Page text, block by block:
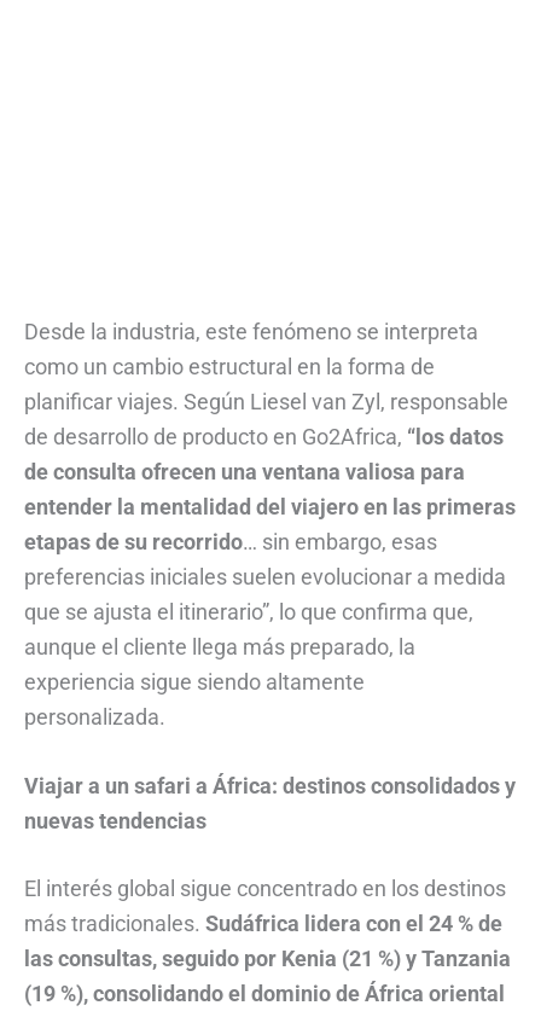
Desde la industria, este fenómeno se interpreta
como un cambio estructural en la forma de
planificar viajes. Según Liesel van Zyl, responsable
de desarrollo de producto en Go2Africa, “los datos
de consulta ofrecen una ventana valiosa para
entender la mentalidad del viajero en las primeras
etapas de su recorrido… sin embargo, esas
preferencias iniciales suelen evolucionar a medida
que se ajusta el itinerario”, lo que confirma que,
aunque el cliente llega más preparado, la
experiencia sigue siendo altamente
personalizada.
Viajar a un safari a África: destinos consolidados y
nuevas tendencias
El interés global sigue concentrado en los destinos
más tradicionales. Sudáfrica lidera con el 24 % de
las consultas, seguido por Kenia (21 %) y Tanzania
(19 %), consolidando el dominio de África oriental